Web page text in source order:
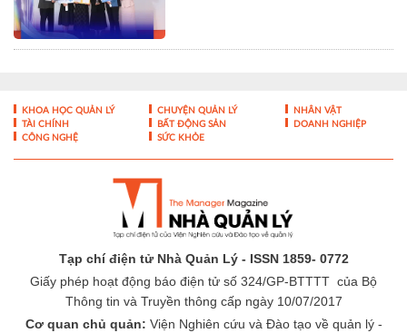
KHOA HỌC QUẢN LÝ CHUYỆN QUẢN LÝ
NHÂN VẬT
TÀI CHÍNH
BẤT ĐỘNG SẢN
DOANH NGHIỆP
CÔNG NGHỆ
SỨC KHỎE
Tạp chí điện tử Nhà Quản Lý - ISSN 1859- 0772
Giấy phép hoạt động báo điện tử số 324/GP-BTTTT của Bộ
Thông tin và Truyền thông cấp ngày 10/07/2017
Cơ quan chủ quản: Viện Nghiên cứu và Đào tạo về quản lý -